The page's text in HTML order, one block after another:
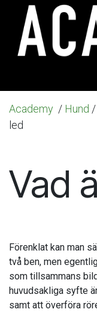
Academy / Hund /
led
Vad
Förenklat kan man
två ben, men
som tillsammans
huvudsakliga syfte
samt att överföra